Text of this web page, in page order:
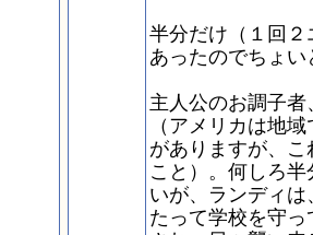
半分だけ（１回
あったのでちょ
主人公のお調子
（アメリカは地
がありますが、
こと）。何しろ
いが、ランディ
たって学校を守